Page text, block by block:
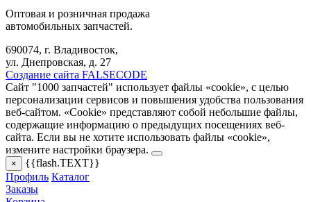
Оптовая и розничная продажа
автомобильных запчастей.
690074, г. Владивосток,
ул. Днепровская, д. 27
Создание сайта FALSECODE
Сайт "1000 запчастей" использует файлы «cookie», с целью
персонализации сервисов и повышения удобства пользования
веб-сайтом. «Cookie» представляют собой небольшие файлы,
содержащие информацию о предыдущих посещениях веб-
сайта. Если вы не хотите использовать файлы «cookie»,
измените настройки браузера.
×
{{flash.TEXT}}
Профиль Каталог
Заказы